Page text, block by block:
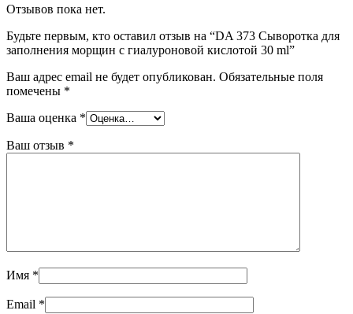
Отзывов пока нет.
Будьте первым, кто оставил отзыв на “DA 373 Сыворотка для
заполнения морщин с гиалуроновой кислотой 30 ml”
Ваш адрес email не будет опубликован. Обязательные поля
помечены *
Ваша оценка *
Ваш отзыв *
Имя *
Email *